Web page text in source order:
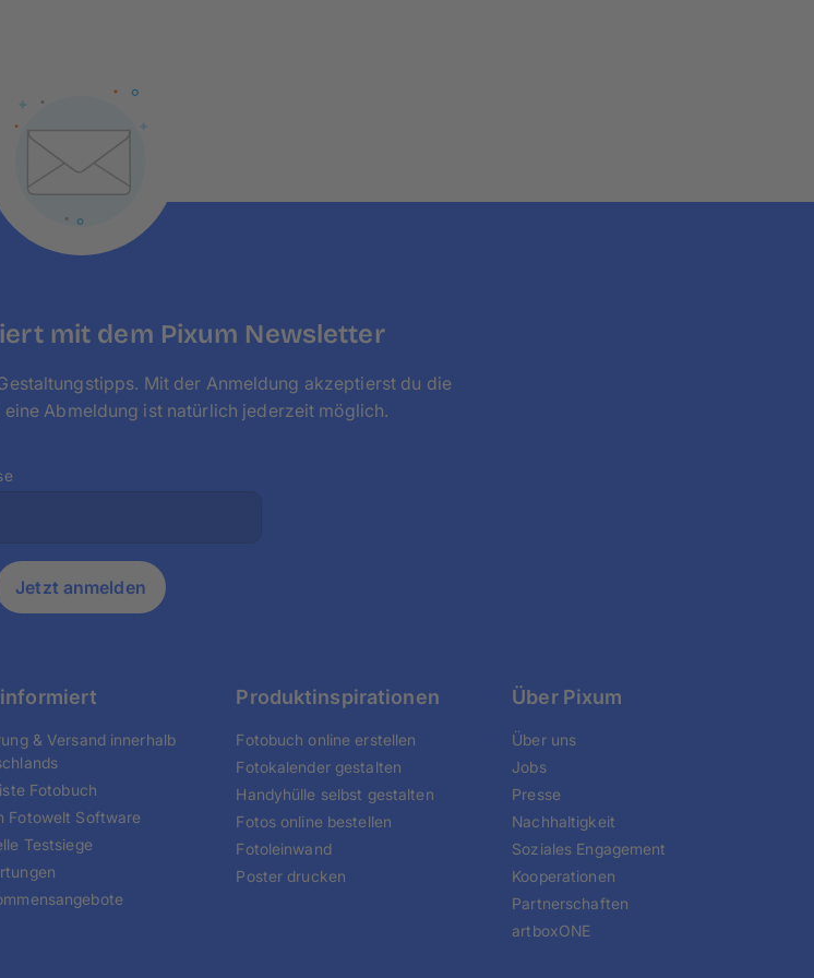
Größe aus einem Stück Papier oder Karton aus und befestige diese mit
an der Wand. Tritt einige Schritte zurück und lasse das Ganze auf dich wirken. Falls
doch nicht gefällt, findest du bei Pixum weitere quadratische Leinwände, zum
den Formaten
auch XXL-Leinwände, beispielsweise im Format100×100 cm.
mit dem Pixum Newsletter
Mit der Anmeldung akzeptierst du die
eine Abmeldung ist natürlich jederzeit möglich.
Jetzt anmelden
& Versand innerhalb
Fotobuch
Fotowelt Software
Testsiege
Produktinspirationen
Fotobuch online erstellen
Fotokalender gestalten
Handyhülle selbst gestalten
Fotos online bestellen
Fotoleinwand
Poster drucken
Über Pixum
Über uns
Jobs
Presse
Nachhaltigkeit
Soziales Engagement
Kooperationen
Partnerschaften
artboxONE